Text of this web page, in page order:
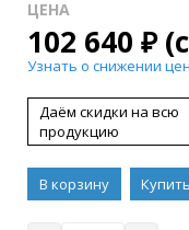
ЦЕНА
102 640 ₽
Узнать о снижении
Даём скидки на всю
продукцию
В корзину